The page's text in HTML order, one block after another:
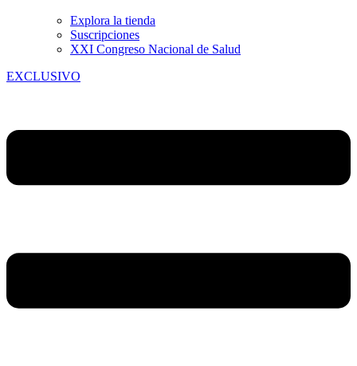
Explora la tienda
Suscripciones
XXI Congreso Nacional de Salud
EXCLUSIVO